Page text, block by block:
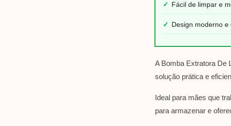
✓ Fácil de limpar e
✓ Design moderno e
A Bomba Extratora De
solução prática e
Ideal para mães que
para armazenar e